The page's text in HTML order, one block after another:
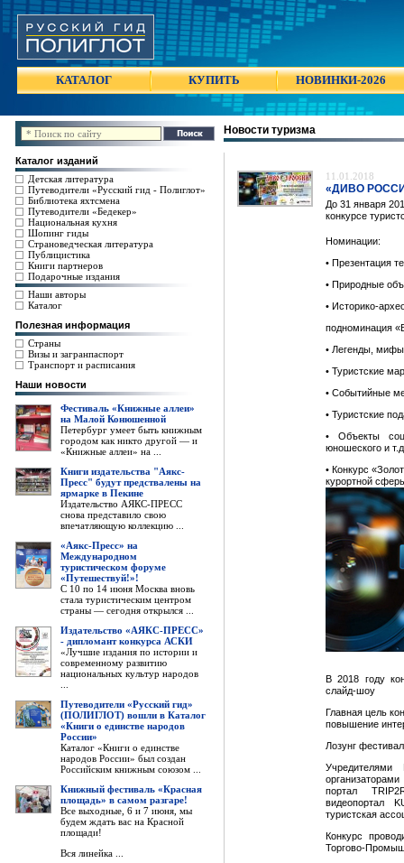
КАТАЛОГ КУПИТЬ НОВИНКИ-2026
Каталог изданий
Детская литература
Путеводители «Русский гид - Полиглот»
Библиотека яхтсмена
Путеводители «Бедекер»
Национальная кухня
Шопинг гиды
Страноведческая литература
Публицистика
Книги партнеров
Подарочные издания
Наши авторы
Каталог
Полезная информация
Страны
Визы и загранпаспорт
Транспорт и расписания
Наши новости
Фестиваль «Книжные аллеи»
на Малой Конюшенной
Петербург умеет быть книжным
городом как никто другой — и
«Книжные аллеи» на ...
Книги издательства "Аякс-
Пресс" будут предствалены на
ярмарке в Пекине
Издательство АЯКС-ПРЕСС
снова представило свою
впечатляющую коллекцию ...
«Аякс-Пресс» на
Международном
туристическом форуме
«Путешествуй!»!
С 10 по 14 июня Москва вновь
стала туристическим центром
страны — сегодня открылся ...
Издательство «АЯКС-ПРЕСС»
- дипломант конкурса АСКИ
«Лучшие издания по истории и
современному развитию
национальных культур народов
Путеводители «Русский гид»
(ПОЛИГЛОТ) вошли в Каталог
«Книги о единстве народов
России»
Каталог «Книги о единстве
народов России» был создан
Российским книжным союзом ...
Книжный фестиваль «Красная
площадь» в самом разгаре!
Все выходные, 6 и 7 июня, мы
будем ждать вас на Красной
площади!
Вся линейка ...
Новости туризма
11.01.2018
«ДИВО
До 31 января
конкурсе
Номинации:
• Презентация
• Природные
• Историко-
подноминация
• Легенды,
• Туристские
• Событийные
• Туристские
• Объекты
юношеского и
• Конкурс
курортной
В 2018 году
слайд-шоу
Главная цель
повышение
Лозунг
Учредителями
портал
видеопортал
туристская
Конкурс
Торгово-